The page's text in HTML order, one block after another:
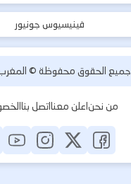
فينيسيوس جونيور
جميع الحقوق محفوظة ©
من نحناعلن معنااتصل بنا